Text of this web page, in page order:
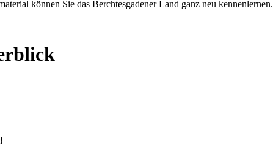
können Sie das Berchtesgadener Land ganz neu kennenlernen.